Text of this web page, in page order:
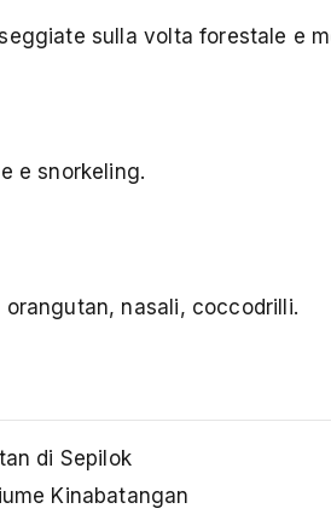
sulla volta forestale e
e snorkeling.
nasali, coccodrilli.
di Sepilok
Kinabatangan